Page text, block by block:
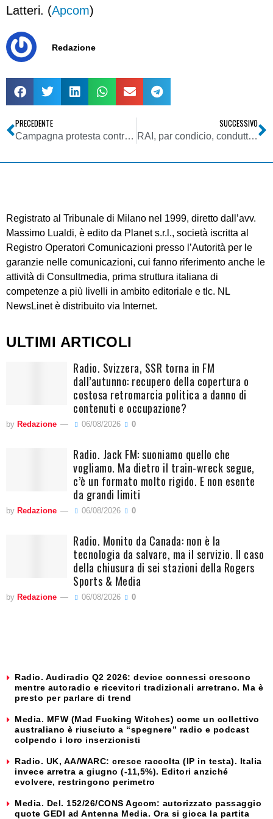
Latteri. (Apcom)
Redazione
PRECEDENTE
Campagna protesta contro la soppressione delle provvidenze per l’editoria a radio e tv locali: qui lo spot video di Aeranti-Corallo per il download
SUCCESSIVO
RAI, par condicio, conduttori in rivolta. Bersani (PD): decisione agghiacciante
Registrato al Tribunale di Milano nel 1999, diretto dall’avv.
Massimo Lualdi, è edito da Planet s.r.l., società iscritta al
Registro Operatori Comunicazioni presso l’Autorità per le
garanzie nelle comunicazioni, cui fanno riferimento anche le
attività di Consultmedia, prima struttura italiana di
competenze a più livelli in ambito editoriale e tlc. NL
NewsLinet è distribuito via Internet.
ULTIMI ARTICOLI
Radio. Svizzera, SSR torna in FM
dall’autunno: recupero della copertura o
costosa retromarcia politica a danno di
contenuti e occupazione?
by Redazione 06/08/2026 0
Radio. Jack FM: suoniamo quello che
vogliamo. Ma dietro il train-wreck segue,
c’è un formato molto rigido. E non esente
da grandi limiti
by Redazione 06/08/2026 0
Radio. Monito da Canada: non è la
tecnologia da salvare, ma il servizio. Il caso
della chiusura di sei stazioni della Rogers
Sports & Media
by Redazione 06/08/2026 0
Radio. Audiradio Q2 2026: device connessi crescono
mentre autoradio e ricevitori tradizionali arretrano. Ma è
presto per parlare di trend
Media. MFW (Mad Fucking Witches) come un collettivo
australiano è riusciuto a “spegnere” radio e podcast
colpendo i loro inserzionisti
Radio. UK, AA/WARC: cresce raccolta (IP in testa). Italia
invece arretra a giugno (-11,5%). Editori anziché
evolvere, restringono perimetro
Media. Del. 152/26/CONS Agcom: autorizzato passaggio
quote GEDI ad Antenna Media. Ora si gioca la partita